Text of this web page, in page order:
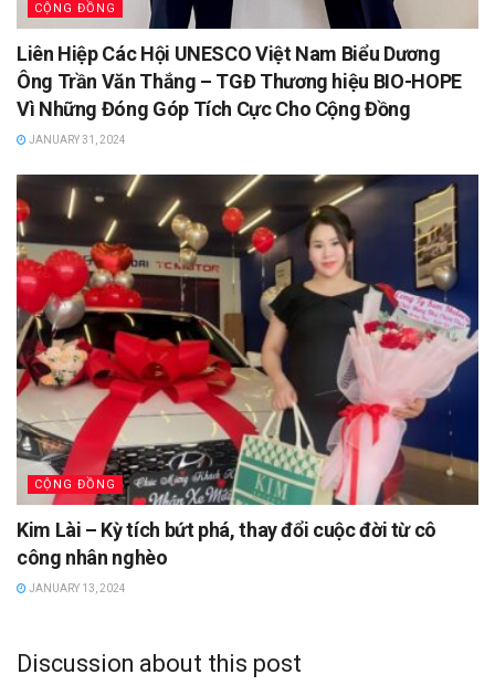
CỘNG ĐỒNG
Liên Hiệp Các Hội UNESCO Việt Nam Biểu Dương
Ông Trần Văn Thắng – TGĐ Thương hiệu BIO-HOPE
Vì Những Đóng Góp Tích Cực Cho Cộng Đồng
JANUARY 31, 2024
CỘNG ĐỒNG
Kim Lài – Kỳ tích bứt phá, thay đổi cuộc đời từ cô
công nhân nghèo
JANUARY 13, 2024
Discussion about this post